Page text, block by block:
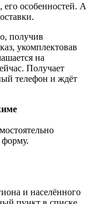
его особенностей. А
получив
укомплектовав
на
Получает
телефон и ждёт
форму.
и населённого